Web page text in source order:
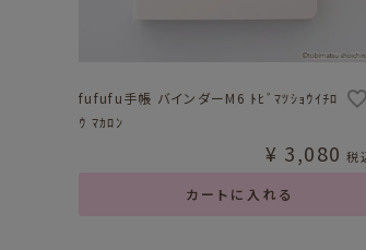
fufufu手帳 バインダーM6 ﾄﾋﾞﾏﾂｼｮｳｲﾁﾛ
ｳ ﾏｶﾛﾝ
カートに入れる
¥ 3,080 税